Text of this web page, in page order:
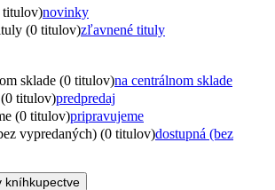
novinky
(0 titulov)zľavnené tituly
sklade (0 titulov)na centrálnom sklade
titulov)predpredaj
(0 titulov)pripravujeme
vypredaných) (0 titulov)dostupná (bez
kníhkupectve